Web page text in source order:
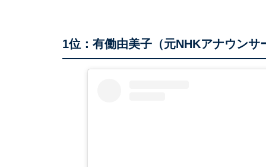
1位：有働由美子（元NHKアナウンサ